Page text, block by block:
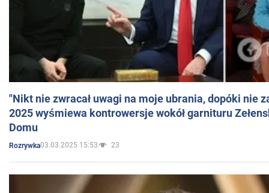
"Nikt nie zwracał uwagi na moje ubrania, dopóki nie
2025 wyśmiewa kontrowersje wokół garnituru
Domu
Rozrywka03.03.2025 15:53 23